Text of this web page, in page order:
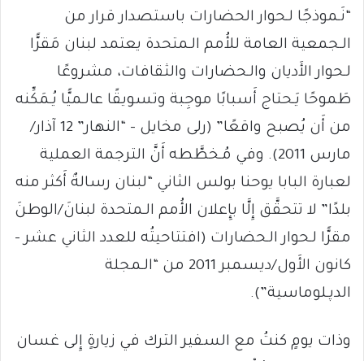
“نَـموذجًا لـحوار الحضارات باستصدار قرار من
الـجمعية العامة للأُمم الـمتحدة يعتمد لبنان مَقرًّا
لـحوار الأَديان والـحضارات والثقافات، مشروعًا
طَموحًا يَـحتاج أَسبابًا موجِبة وتسويقًا عالـميًّا يُـمَكِّنه
من أَن يُصبح واقعًا” (رلى مخايل – “النهار” 12 آذار/
مارس 2011). وفي مُـخطَّطه أَنَّ الترجمة العملية
لعبارة البابا يوحنا بولس الثاني “لبنان رسالةٌ أَكثر منه
بلدًا” لا تتحقَّق إِلَّا بإِعلان الأُمم الـمتحدة لبنانَ/الوطنَ
مقرًّا لـحوار الـحضارات (افتتاحيتُه للعدد الثاني عشر –
كانون الأَول/ديسمبر 2011 من “الـمجلة
الدﭘـلوماسية”).
وذات يومٍ كنتُ مع السفير الترك في زيارةٍ إِلى غسان